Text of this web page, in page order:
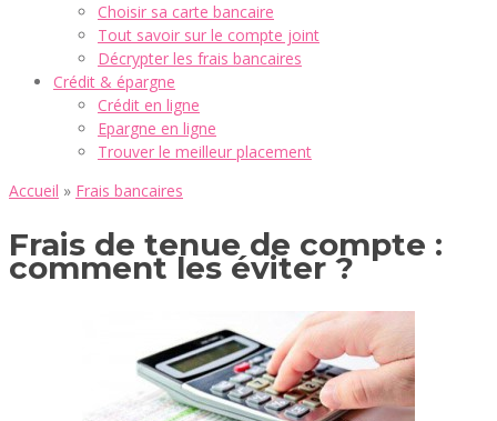
Choisir sa carte bancaire
Tout savoir sur le compte joint
Décrypter les frais bancaires
Crédit & épargne
Crédit en ligne
Epargne en ligne
Trouver le meilleur placement
Accueil » Frais bancaires
Frais de tenue de compte :
comment les éviter ?